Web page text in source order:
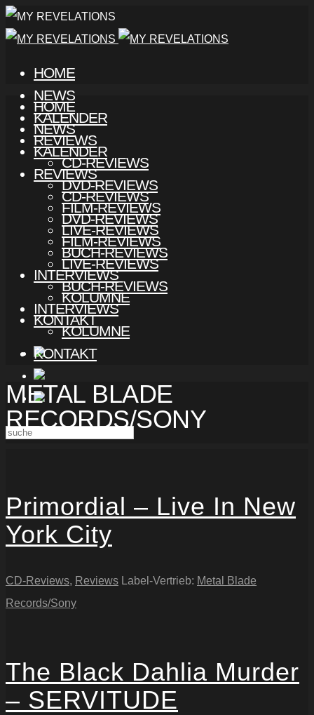
HOME
NEWS
KALENDER
REVIEWS
CD-REVIEWS
DVD-REVIEWS
FILM-REVIEWS
LIVE-REVIEWS
BUCH-REVIEWS
INTERVIEWS
KOLUMNE
KONTAKT
HOME
NEWS
KALENDER
REVIEWS
CD-REVIEWS
DVD-REVIEWS
FILM-REVIEWS
LIVE-REVIEWS
BUCH-REVIEWS
INTERVIEWS
KOLUMNE
KONTAKT
METAL BLADE
RECORDS/SONY
Primordial – Live In New
York City
CD-Reviews, Reviews Label-Vertrieb: Metal Blade
Records/Sony
The Black Dahlia Murder
– SERVITUDE